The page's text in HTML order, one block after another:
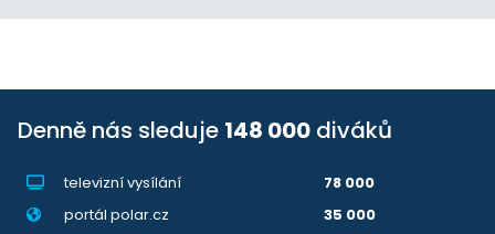
Denně nás sleduje 148 000 diváků
televizní vysílání
78 000
portál polar.cz
35 000